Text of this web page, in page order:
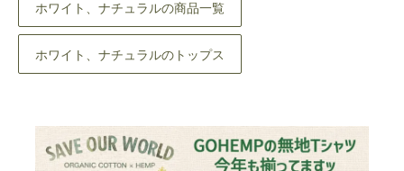
ホワイト、ナチュラルの商品一覧
ホワイト、ナチュラルのトップス